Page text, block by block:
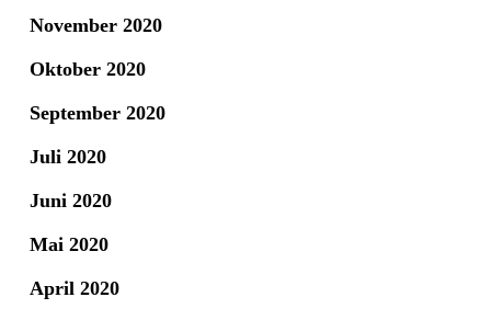
November 2020
Oktober 2020
September 2020
Juli 2020
Juni 2020
Mai 2020
April 2020